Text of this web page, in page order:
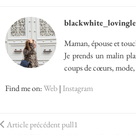
Maman, épouse et
Je prends un malin
coups de cœurs,
Find me on:Web| Instagram
Article précédentpull1